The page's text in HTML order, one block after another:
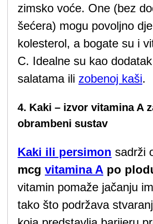
zimsko voće. One (bez
šećera) mogu povoljno
kolesterol, a bogate su i
C. Idealne su kao dodatak
salatama ili zobenoj kaši.
4. Kaki – izvor vitamina A
obrambeni sustav
Kaki ili persimon sadrži
mcg vitamina A po
vitamin pomaže jačanju
tako što podržava